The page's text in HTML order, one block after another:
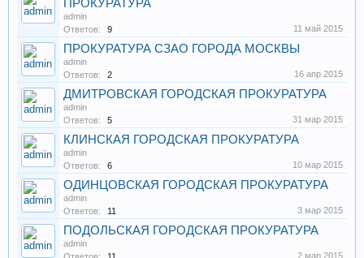
ПРОКУРАТУРА
admin
Ответов:
9 11 май 2015
ПРОКУРАТУРА СЗАО ГОРОДА МОСКВЫ
admin
Ответов:
2 16 апр 2015
ДМИТРОВСКАЯ ГОРОДСКАЯ ПРОКУРАТУРА
admin
Ответов:
5 31 мар 2015
КЛИНСКАЯ ГОРОДСКАЯ ПРОКУРАТУРА
admin
Ответов:
6 10 мар 2015
ОДИНЦОВСКАЯ ГОРОДСКАЯ ПРОКУРАТУРА
admin
Ответов:
11 3 мар 2015
ПОДОЛЬСКАЯ ГОРОДСКАЯ ПРОКУРАТУРА
admin
2 мар 2015